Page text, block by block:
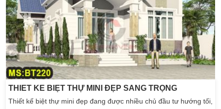
THIẾT KẾ BIỆT THỰ MINI ĐẸP SANG TRỌNG
Thiết kế biệt thự mini đẹp đang được nhiều chủ đầu tư hướng tối,